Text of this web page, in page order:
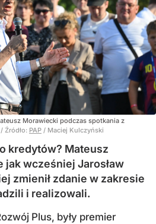
Morawiecki podczas spotkania z
/ Źródło: PAP / Maciej Kulczyński
kredytów? Mateusz
wcześniej Jarosław
zmienił zdanie w zakresie
i realizowali.
Plus, były premier